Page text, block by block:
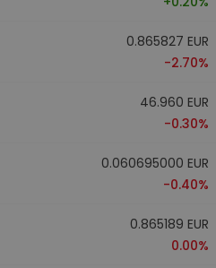
0.865827 EUR
-2.70%
46.960 EUR
-0.30%
0.060695000 EUR
-0.40%
0.865189 EUR
0.00%